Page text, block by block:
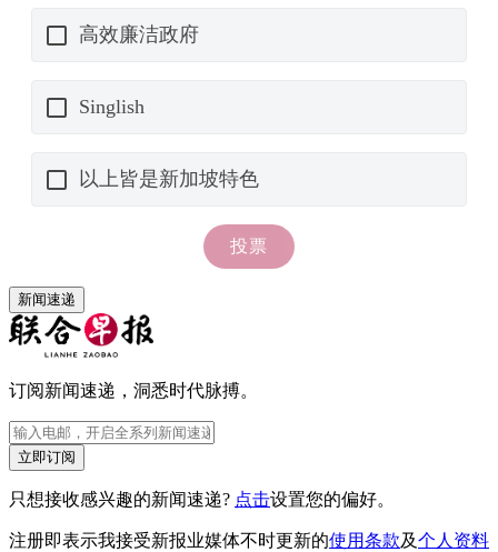
新闻速递
订阅新闻速递，洞悉时代脉搏。
立即订阅
只想接收感兴趣的新闻速递? 点击设置您的偏好。
注册即表示我接受新报业媒体不时更新的使用条款及个人资料